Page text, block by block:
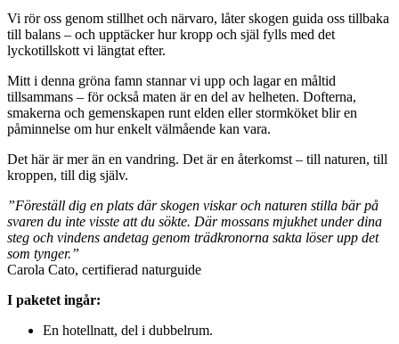
Vi rör oss genom stillhet och närvaro, låter skogen guida oss tillbaka
till balans – och upptäcker hur kropp och själ fylls med det
lyckotillskott vi längtat efter.
Mitt i denna gröna famn stannar vi upp och lagar en måltid
tillsammans – för också maten är en del av helheten. Dofterna,
smakerna och gemenskapen runt elden eller stormköket blir en
påminnelse om hur enkelt välmående kan vara.
Det här är mer än en vandring. Det är en återkomst – till naturen, till
kroppen, till dig själv.
”Föreställ dig en plats där skogen viskar och naturen stilla bär på
svaren du inte visste att du sökte. Där mossans mjukhet under dina
steg och vindens andetag genom trädkronorna sakta löser upp det
som tynger.”
Carola Cato, certifierad naturguide
I paketet ingår:
En hotellnatt, del i dubbelrum.